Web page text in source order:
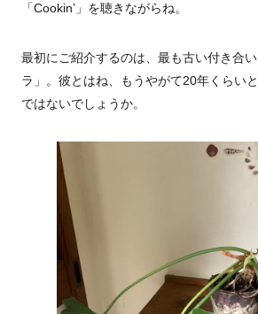
「Cookin’」を聴きながらね。
最初にご紹介するのは、最も古い付き合
ラ」。彼とはね、もうやがて20年くらい
ではないでしょうか。